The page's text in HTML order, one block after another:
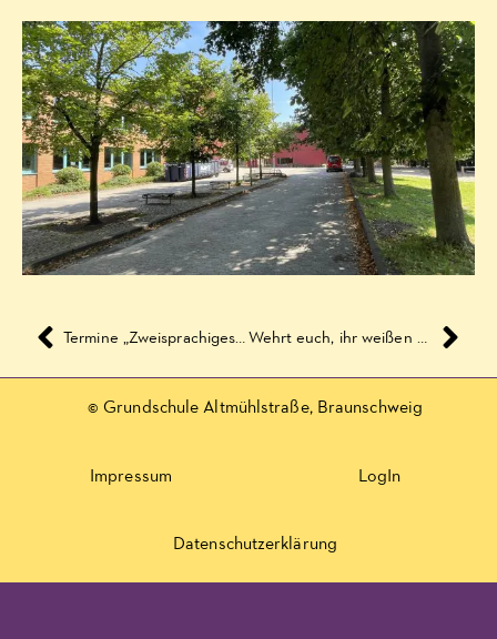
© Grundschule Altmühlstraße, Braunschweig
Impressum LogIn
Datenschutzerklärung